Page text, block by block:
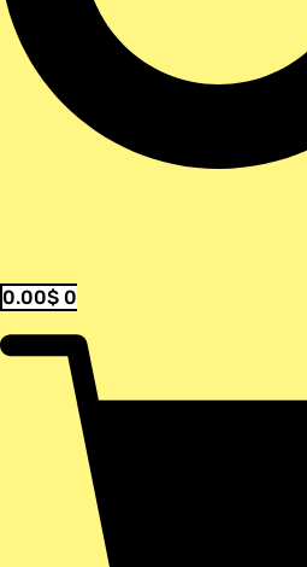
0.00$ 0